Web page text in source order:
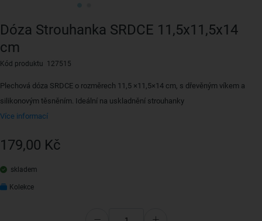
Dóza Strouhanka SRDCE 11,5x11,5x14
cm
Kód produktu 127515
Plechová dóza SRDCE o rozměrech 11,5 ×11,5×14 cm, s dřevěným víkem a
silikonovým těsněním. Ideální na uskladnění strouhanky
Více informací
179,00 Kč
skladem
Kolekce